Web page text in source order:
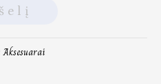
Aksesuarai